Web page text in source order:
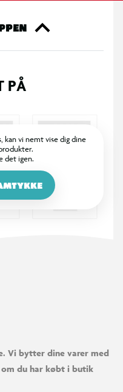
glitterbaggrund
til at skrive og tegne
PÅ
kan vi nemt vise dig dine
det igen.
Vi bytter dine varer med
om du har købt i butik